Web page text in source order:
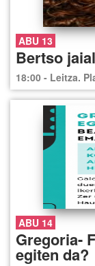
ABU 13
Bertso
18:00 - Leitza.
ABU 14
Gregoria-
egiten da?